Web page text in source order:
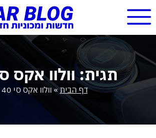
תגית: וולוו אקס סי
דף הבית»וולוו אקס סי 40